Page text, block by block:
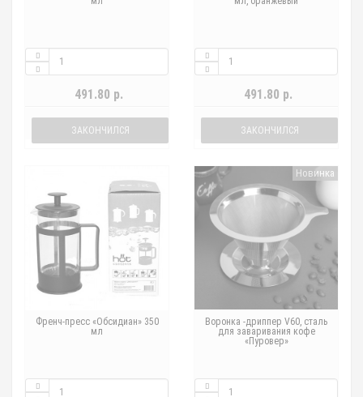
491.80 р.
ЗАКОНЧИЛСЯ
491.80 р.
ЗАКОНЧИЛСЯ
Френч-пресс «Обсидиан» 350
мл
Новинка
Воронка -дриппер V60, сталь
для заваривания кофе
«Пуровер»